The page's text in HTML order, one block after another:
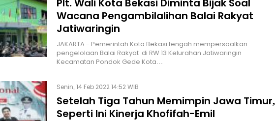
Plt. Wali Kota Bekasi Diminta Bijak Soal
Wacana Pengambilalihan Balai Rakyat
Jatiwaringin
JAKARTA - Pemerintah Kota Bekasi tengah mempersoalkan
pengelolaan Balai Rakyat di RW 13 Kelurahan Jatiwaringin
Kecamatan Pondok Gede Kota…
Senin, 14 Feb 2022 14:52 WIB
Setelah Tiga Tahun Memimpin Jawa Timur,
Seperti Ini Kinerja Khofifah-Emil